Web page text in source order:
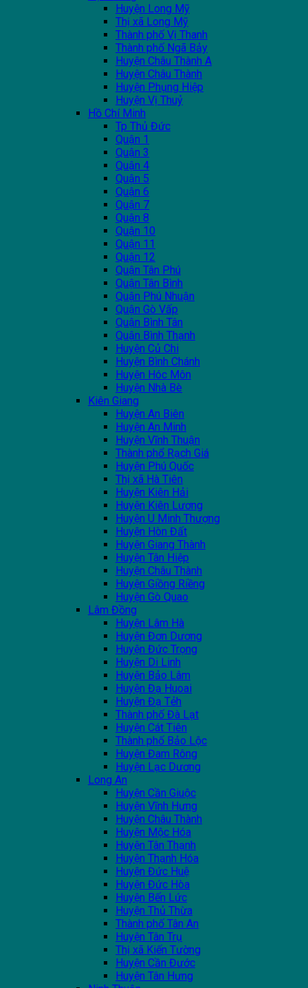
Huyện Long Mỹ
Thị xã Long Mỹ
Thành phố Vị Thanh
Thành phố Ngã Bảy
Huyện Châu Thành A
Huyện Châu Thành
Huyện Phụng Hiệp
Huyện Vị Thuỷ
Hồ Chí Minh
Tp Thủ Đức
Quận 1
Quận 3
Quận 4
Quận 5
Quận 6
Quận 7
Quận 8
Quận 10
Quận 11
Quận 12
Quận Tân Phú
Quận Tân Bình
Quận Phú Nhuận
Quận Gò Vấp
Quận Bình Tân
Quận Bình Thạnh
Huyện Củ Chi
Huyện Bình Chánh
Huyện Hóc Môn
Huyện Nhà Bè
Kiên Giang
Huyện An Biên
Huyện An Minh
Huyện Vĩnh Thuận
Thành phổ Rạch Giá
Huyện Phú Quốc
Thị xã Hà Tiên
Huyện Kiên Hải
Huyện Kiên Lương
Huyện U Minh Thượng
Huyện Hòn Đất
Huyện Giang Thành
Huyện Tân Hiệp
Huyện Châu Thành
Huyện Giồng Riềng
Huyện Gò Quao
Lâm Đồng
Huyện Lâm Hà
Huyện Đơn Dương
Huyện Đức Trọng
Huyện Di Linh
Huyện Bảo Lâm
Huyện Đạ Huoai
Huyện Đạ Tẻh
Thành phố Đà Lạt
Huyện Cát Tiên
Thành phố Bảo Lộc
Huyện Đam Rông
Huyện Lạc Dương
Long An
Huyện Cần Giuộc
Huyện Vĩnh Hưng
Huyện Châu Thành
Huyện Mộc Hóa
Huyện Tân Thạnh
Huyện Thạnh Hóa
Huyện Đức Huệ
Huyện Đức Hòa
Huyện Bến Lức
Huyện Thủ Thừa
Thành phố Tân An
Huyện Tân Trụ
Thị xã Kiến Tường
Huyện Cần Đước
Huyện Tân Hưng